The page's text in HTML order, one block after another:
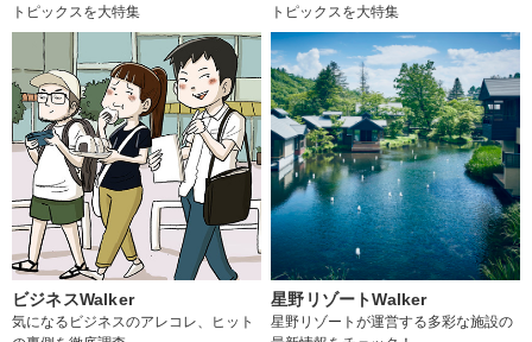
トピックスを大特集
トピックスを大特集
ビジネスWalker
気になるビジネスのアレコレ、ヒット
星野リゾートWalker
星野リゾートが運営する多彩な施設の